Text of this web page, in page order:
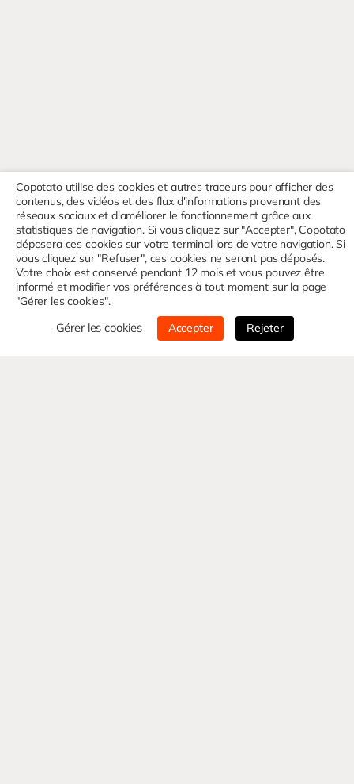
Copotato utilise des cookies et autres traceurs pour afficher des
contenus, des vidéos et des flux d'informations provenant des
réseaux sociaux et d'améliorer le fonctionnement grâce aux
statistiques de navigation. Si vous cliquez sur "Accepter", Copotato
déposera ces cookies sur votre terminal lors de votre navigation. Si
vous cliquez sur "Refuser", ces cookies ne seront pas déposés.
Votre choix est conservé pendant 12 mois et vous pouvez être
informé et modifier vos préférences à tout moment sur la page
"Gérer les cookies".
Gérer les cookies Accepter Rejeter